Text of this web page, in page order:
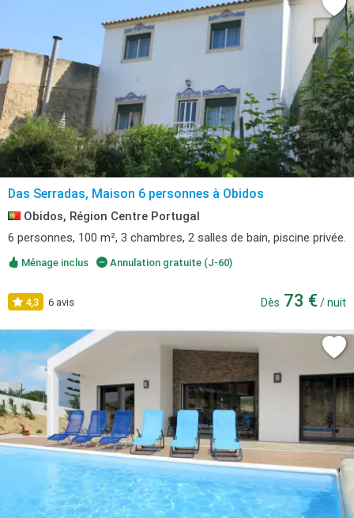
Das Serradas, Maison 6 personnes à Obidos
Obidos, Région Centre Portugal
6 personnes, 100 m², 3 chambres, 2 salles de bain, piscine privée.
Ménage inclus Annulation gratuite (J-60)
4,3 6 avis Dès 73 € / nuit